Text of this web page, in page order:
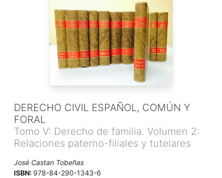
DERECHO CIVIL ESPAÑOL, COMÚN Y
FORAL
Tomo V: Derecho de familia. Volumen 2:
Relaciones paterno-filiales y tutelares
José Castan Tobeñas
ISBN: 978-84-290-1343-6